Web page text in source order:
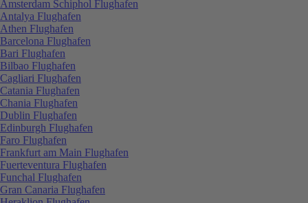
Amsterdam Schiphol Flughafen
Antalya Flughafen
Athen Flughafen
Barcelona Flughafen
Bari Flughafen
Bilbao Flughafen
Cagliari Flughafen
Catania Flughafen
Chania Flughafen
Dublin Flughafen
Edinburgh Flughafen
Faro Flughafen
Frankfurt am Main Flughafen
Fuerteventura Flughafen
Funchal Flughafen
Gran Canaria Flughafen